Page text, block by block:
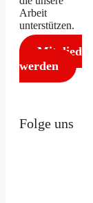
Arbeit
unterstützen.
Mitglied
werden
Folge uns